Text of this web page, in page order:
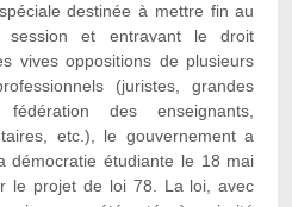
destinée à mettre fin au
session et entravant le droit
vives oppositions de plusieurs
(juristes, grandes
fédération des enseignants,
etc.), le gouvernement a
démocratie étudiante le 18 mai
le projet de loi 78. La loi, avec